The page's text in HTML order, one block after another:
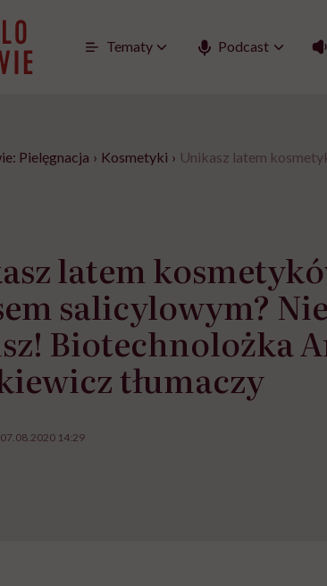
Tematy Podcast
Pielęgnacja › Kosmetyki › Unikasz latem
latem
salicylowym? Nie
Biotechnolożka
tłumaczy
07.08.2020 14:29